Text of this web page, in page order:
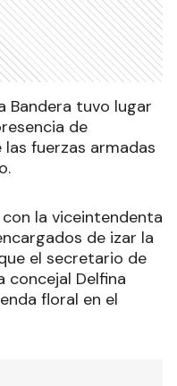
Bandera tuvo lugar
de
fuerzas armadas
la viceintendenta
de izar la
el secretario de
concejal Delfina
floral en el